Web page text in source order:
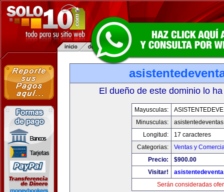
El dueño de este dominio lo
Mayusculas:
Minusculas:
Longitud:
17 caracteres
Categorias:
Ventas y
Precio:
$900.00
Visitar!
Serán consideradas